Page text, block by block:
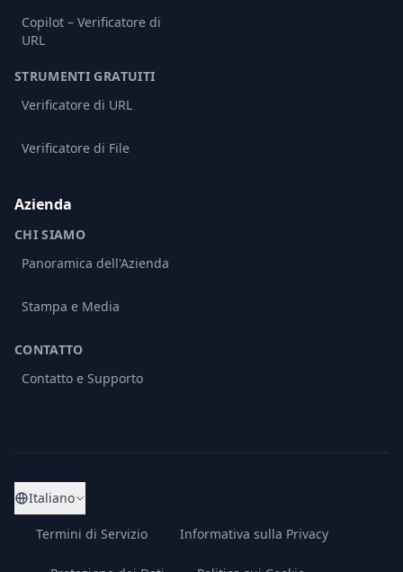
Copilot – Verificatore di
URL
STRUMENTI GRATUITI
Verificatore di URL
Verificatore di File
Azienda
CHI SIAMO
Panoramica dell'Azienda
Stampa e Media
CONTATTO
Contatto e Supporto
Italiano
Termini di Servizio Informativa sulla Privacy